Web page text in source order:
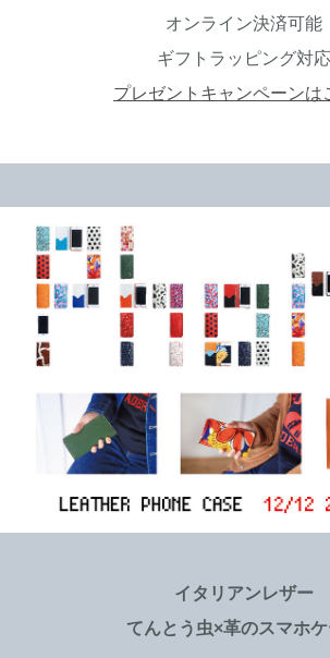
オンライン決済可能
ギフトラッピング対応
プレゼントキャンペーンは
イタリアンレザー
てんとう虫×革のスマホケ